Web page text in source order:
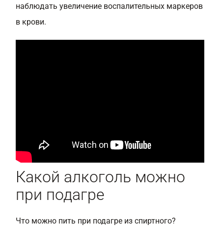
наблюдать увеличение воспалительных маркеров
в крови.
Какой алкоголь можно
при подагре
Что можно пить при подагре из спиртного?